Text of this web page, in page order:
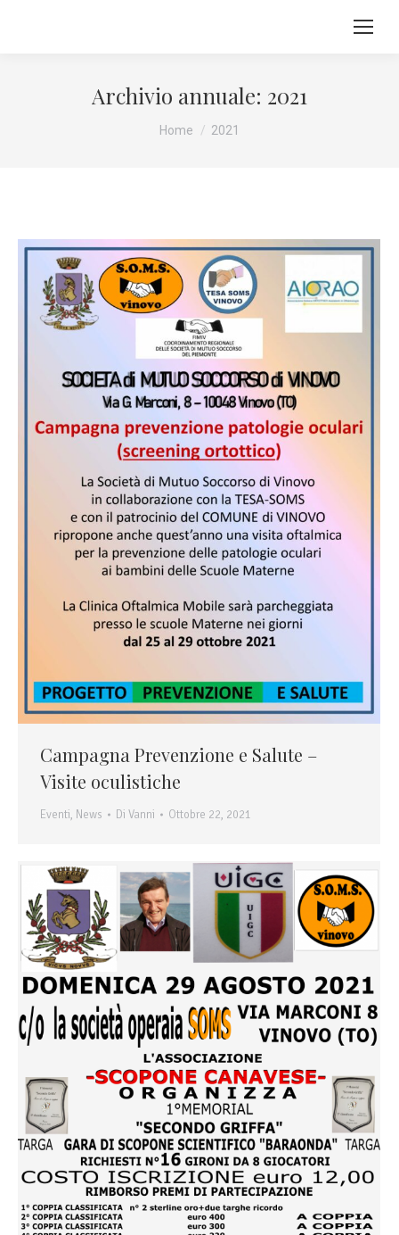
Archivio annuale: 2021
Tu sei qui:
Home 2021
Campagna Prevenzione e Salute –
Visite oculistiche
Eventi, News Di Vanni Ottobre 22, 2021